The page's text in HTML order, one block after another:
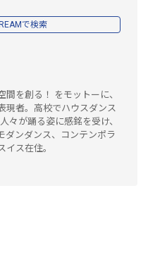
で検索
を創る！ をモットーに、
現者。高校でハウスダンス
々が踊る姿に感銘を受け、
ダンダンス、コンテンポラ
イス在住。